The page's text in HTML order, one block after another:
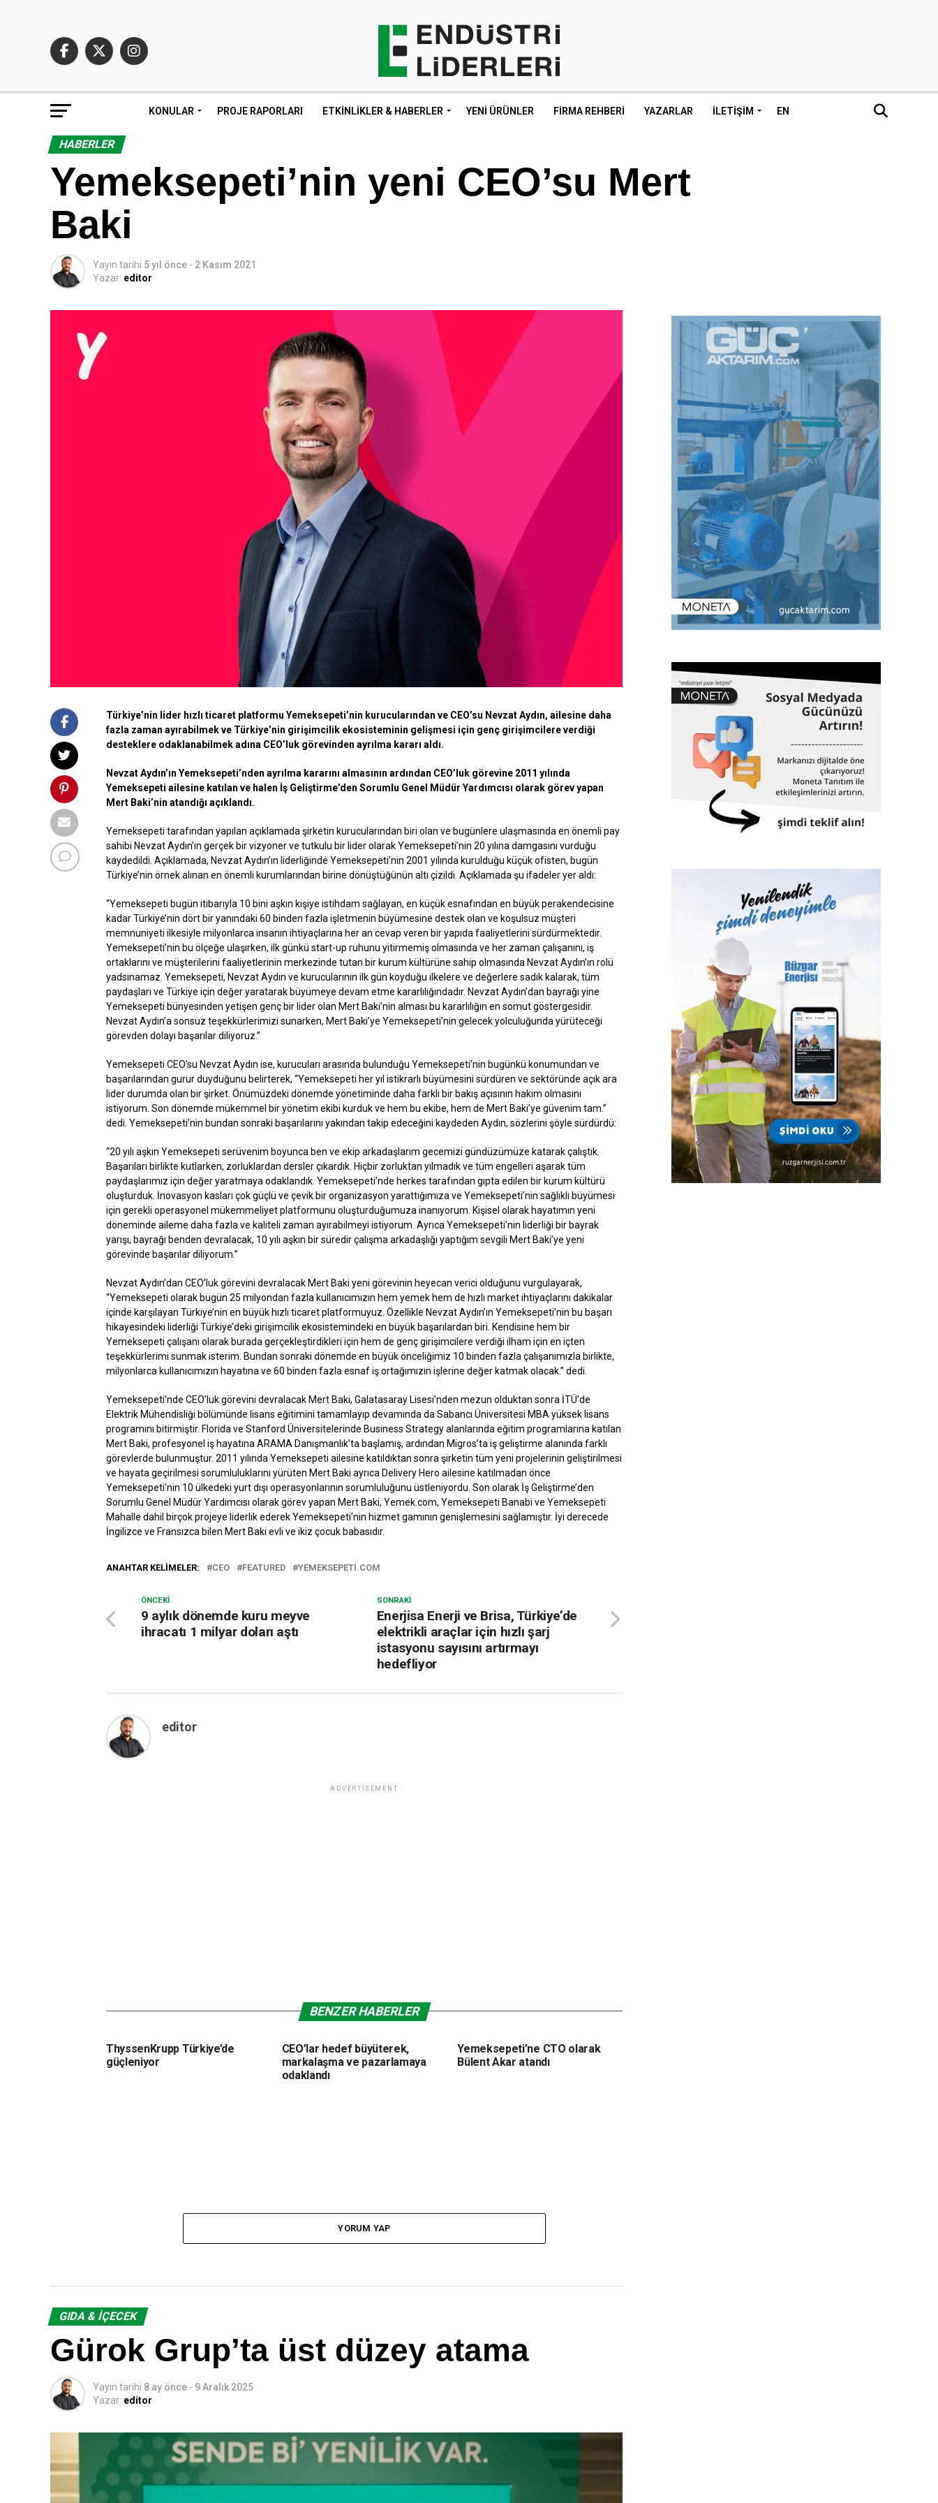
KONULAR PROJE RAPORLARI ETKINLIKLER & HABERLER YENI ÜRÜNLER FIRMA REHBERI YAZARLAR İLETIŞIM EN
HABERLER
Yemeksepeti’nin yeni CEO’su Mert
Baki
Yayın tarihi 5 yıl önce - 2 Kasım 2021
Yazar: editor
Türkiye’nin lider hızlı ticaret platformu Yemeksepeti’nin kurucularından ve CEO’su Nevzat Aydın, ailesine daha
fazla zaman ayırabilmek ve Türkiye’nin girişimcilik ekosisteminin gelişmesi için genç girişimcilere verdiği
desteklere odaklanabilmek adına CEO’luk görevinden ayrılma kararı aldı.
Nevzat Aydın’ın Yemeksepeti’nden ayrılma kararını almasının ardından CEO’luk görevine 2011 yılında
Yemeksepeti ailesine katılan ve halen İş Geliştirme’den Sorumlu Genel Müdür Yardımcısı olarak görev yapan
Mert Baki’nin atandığı açıklandı.
Yemeksepeti tarafından yapılan açıklamada şirketin kurucularından biri olan ve bugünlere ulaşmasında en önemli pay
sahibi Nevzat Aydın’ın gerçek bir vizyoner ve tutkulu bir lider olarak Yemeksepeti’nin 20 yılına damgasını vurduğu
kaydedildi. Açıklamada, Nevzat Aydın’ın liderliğinde Yemeksepeti’nin 2001 yılında kurulduğu küçük ofisten, bugün
Türkiye’nin örnek alınan en önemli kurumlarından birine dönüştüğünün altı çizildi. Açıklamada şu ifadeler yer aldı:
“Yemeksepeti bugün itibarıyla 10 bini aşkın kişiye istihdam sağlayan, en küçük esnafından en büyük perakendecisine
kadar Türkiye’nin dört bir yanındaki 60 binden fazla işletmenin büyümesine destek olan ve koşulsuz müşteri
memnuniyeti ilkesiyle milyonlarca insanın ihtiyaçlarına her an cevap veren bir yapıda faaliyetlerini sürdürmektedir.
Yemeksepeti’nin bu ölçeğe ulaşırken, ilk günkü start-up ruhunu yitirmemiş olmasında ve her zaman çalışanını, iş
ortaklarını ve müşterilerini faaliyetlerinin merkezinde tutan bir kurum kültürüne sahip olmasında Nevzat Aydın’ın rolü
yadsınamaz. Yemeksepeti, Nevzat Aydın ve kurucularının ilk gün koyduğu ilkelere ve değerlere sadık kalarak, tüm
paydaşları ve Türkiye için değer yaratarak büyümeye devam etme kararlılığındadır. Nevzat Aydın’dan bayrağı yine
Yemeksepeti bünyesinden yetişen genç bir lider olan Mert Baki’nin alması bu kararlılığın en somut göstergesidir.
Nevzat Aydın’a sonsuz teşekkürlerimizi sunarken, Mert Baki’ye Yemeksepeti’nin gelecek yolculuğunda yürüteceği
görevden dolayı başarılar diliyoruz.”
Yemeksepeti CEO’su Nevzat Aydın ise, kurucuları arasında bulunduğu Yemeksepeti’nin bugünkü konumundan ve
başarılarından gurur duyduğunu belirterek, “Yemeksepeti her yıl istikrarlı büyümesini sürdüren ve sektöründe açık ara
lider durumda olan bir şirket. Önümüzdeki dönemde yönetiminde daha farklı bir bakış açısının hakim olmasını
istiyorum. Son dönemde mükemmel bir yönetim ekibi kurduk ve hem bu ekibe, hem de Mert Baki’ye güvenim tam.”
dedi. Yemeksepeti’nin bundan sonraki başarılarını yakından takip edeceğini kaydeden Aydın, sözlerini şöyle sürdürdü:
“20 yılı aşkın Yemeksepeti serüvenim boyunca ben ve ekip arkadaşlarım gecemizi gündüzümüze katarak çalıştık.
Başarıları birlikte kutlarken, zorluklardan dersler çıkardık. Hiçbir zorluktan yılmadık ve tüm engelleri aşarak tüm
paydaşlarımız için değer yaratmaya odaklandık. Yemeksepeti’nde herkes tarafından gıpta edilen bir kurum kültürü
oluşturduk. İnovasyon kasları çok güçlü ve çevik bir organizasyon yarattığımıza ve Yemeksepeti’nin sağlıklı büyümesi
için gerekli operasyonel mükemmeliyet platformunu oluşturduğumuza inanıyorum. Kişisel olarak hayatımın yeni
döneminde aileme daha fazla ve kaliteli zaman ayırabilmeyi istiyorum. Ayrıca Yemeksepeti’nin liderliği bir bayrak
yarışı, bayrağı benden devralacak, 10 yılı aşkın bir süredir çalışma arkadaşlığı yaptığım sevgili Mert Baki’ye yeni
görevinde başarılar diliyorum.”
Nevzat Aydın’dan CEO’luk görevini devralacak Mert Baki yeni görevinin heyecan verici olduğunu vurgulayarak,
“Yemeksepeti olarak bugün 25 milyondan fazla kullanıcımızın hem yemek hem de hızlı market ihtiyaçlarını dakikalar
içinde karşılayan Türkiye’nin en büyük hızlı ticaret platformuyuz. Özellikle Nevzat Aydın’ın Yemeksepeti’nin bu başarı
hikayesindeki liderliği Türkiye’deki girişimcilik ekosistemindeki en büyük başarılardan biri. Kendisine hem bir
Yemeksepeti çalışanı olarak burada gerçekleştirdikleri için hem de genç girişimcilere verdiği ilham için en içten
teşekkürlerimi sunmak isterim. Bundan sonraki dönemde en büyük önceliğimiz 10 binden fazla çalışanımızla birlikte,
milyonlarca kullanıcımızın hayatına ve 60 binden fazla esnaf iş ortağımızın işlerine değer katmak olacak.” dedi.
Yemeksepeti’nde CEO’luk görevini devralacak Mert Baki, Galatasaray Lisesi’nden mezun olduktan sonra İTÜ’de
Elektrik Mühendisliği bölümünde lisans eğitimini tamamlayıp devamında da Sabancı Üniversitesi MBA yüksek lisans
programını bitirmiştir. Florida ve Stanford Üniversitelerinde Business Strategy alanlarında eğitim programlarına katılan
Mert Baki, profesyonel iş hayatına ARAMA Danışmanlık’ta başlamış, ardından Migros’ta iş geliştirme alanında farklı
görevlerde bulunmuştur. 2011 yılında Yemeksepeti ailesine katıldıktan sonra şirketin tüm yeni projelerinin geliştirilmesi
ve hayata geçirilmesi sorumluluklarını yürüten Mert Baki ayrıca Delivery Hero ailesine katılmadan önce
Yemeksepeti’nin 10 ülkedeki yurt dışı operasyonlarının sorumluluğunu üstleniyordu. Son olarak İş Geliştirme’den
Sorumlu Genel Müdür Yardımcısı olarak görev yapan Mert Baki, Yemek.com, Yemeksepeti Banabi ve Yemeksepeti
Mahalle dahil birçok projeye liderlik ederek Yemeksepeti’nin hizmet gamının genişlemesini sağlamıştır. İyi derecede
İngilizce ve Fransızca bilen Mert Baki evli ve ikiz çocuk babasıdır.
ANAHTAR KELIMELER: CEO FEATURED YEMEKSEPETI.COM
SONRAKI
Enerjisa Enerji ve Brisa, Türkiye’de
elektrikli araçlar için hızlı şarj
istasyonu sayısını artırmayı
hedefliyor
ÖNCEKI
9 aylık dönemde kuru meyve
ihracatı 1 milyar doları aştı
editor
ADVERTISEMENT
BENZER HABERLER
ThyssenKrupp Türkiye’de
güçleniyor
CEO’lar hedef büyüterek,
markalaşma ve pazarlamaya
odaklandı
Yemeksepeti’ne CTO olarak
Bülent Akar atandı
YORUM YAP
GIDA & İÇECEK
Gürok Grup’ta üst düzey atama
Yayın tarihi 8 ay önce - 9 Aralık 2025
Yazar: editor